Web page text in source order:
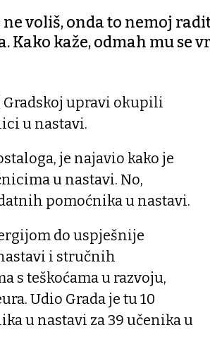
voliš, onda to nemoj
kaže, odmah mu se
Gradskoj upravi okupili
u nastavi.
je najavio kako je
u nastavi. No,
pomoćnika u nastavi.
do uspješnije
i stručnih
s teškoćama u razvoju,
Udio Grada je tu 10
u nastavi za 39 učenika u